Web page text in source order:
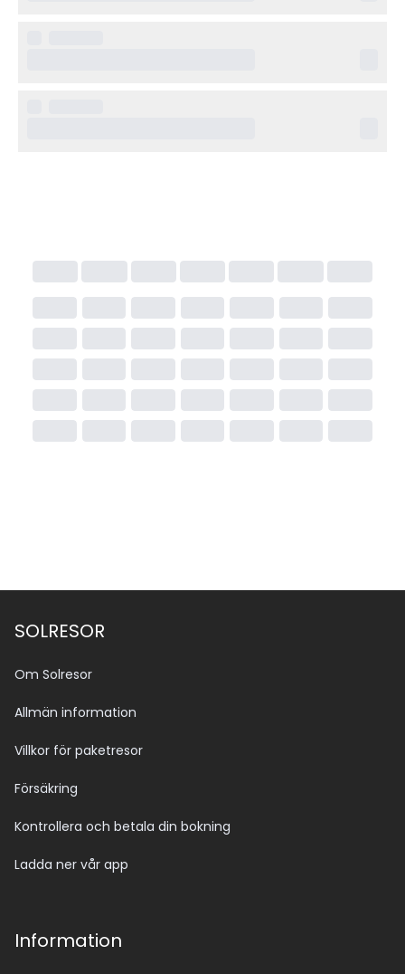
SOLRESOR
Om Solresor
Allmän information
Villkor för paketresor
Försäkring
Kontrollera och betala din bokning
Ladda ner vår app
Information